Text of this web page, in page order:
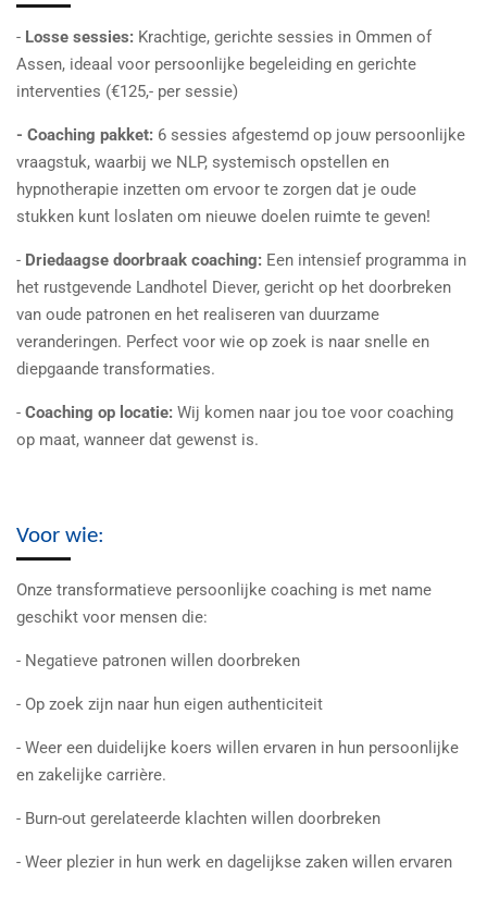
- Losse sessies: Krachtige, gerichte sessies in Ommen of
Assen, ideaal voor persoonlijke begeleiding en gerichte
interventies (€125,- per sessie)
- Coaching pakket: 6 sessies afgestemd op jouw persoonlijke
vraagstuk, waarbij we NLP, systemisch opstellen en
hypnotherapie inzetten om ervoor te zorgen dat je oude
stukken kunt loslaten om nieuwe doelen ruimte te geven!
- Driedaagse doorbraak coaching: Een intensief programma in
het rustgevende Landhotel Diever, gericht op het doorbreken
van oude patronen en het realiseren van duurzame
veranderingen. Perfect voor wie op zoek is naar snelle en
diepgaande transformaties.
- Coaching op locatie: Wij komen naar jou toe voor coaching
op maat, wanneer dat gewenst is.
Voor wie:
Onze transformatieve persoonlijke coaching is met name
geschikt voor mensen die:
- Negatieve patronen willen doorbreken
- Op zoek zijn naar hun eigen authenticiteit
- Weer een duidelijke koers willen ervaren in hun persoonlijke
en zakelijke carrière.
- Burn-out gerelateerde klachten willen doorbreken
- Weer plezier in hun werk en dagelijkse zaken willen ervaren